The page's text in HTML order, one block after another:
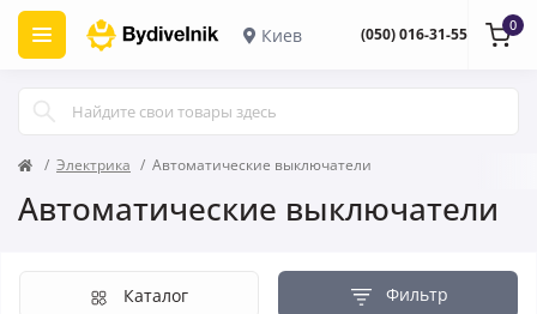
Киев (050) 016-31-55 0
Электрика Автоматические выключатели
Автоматические выключатели
Фильтр
Каталог